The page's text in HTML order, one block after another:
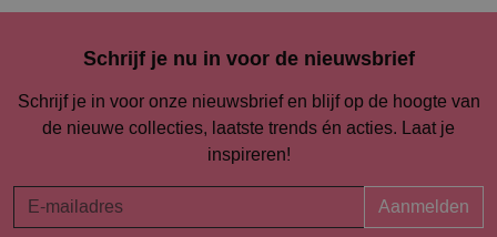
Schrijf je nu in voor de nieuwsbrief
Schrijf je in voor onze nieuwsbrief en blijf op de hoogte van
de nieuwe collecties, laatste trends én acties. Laat je
inspireren!
Aanmelden